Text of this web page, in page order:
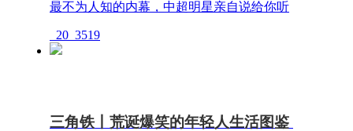
最不为人知的内幕，中超明星亲自说给你听
20 3519
三角铁丨荒诞爆笑的年轻人生活图鉴